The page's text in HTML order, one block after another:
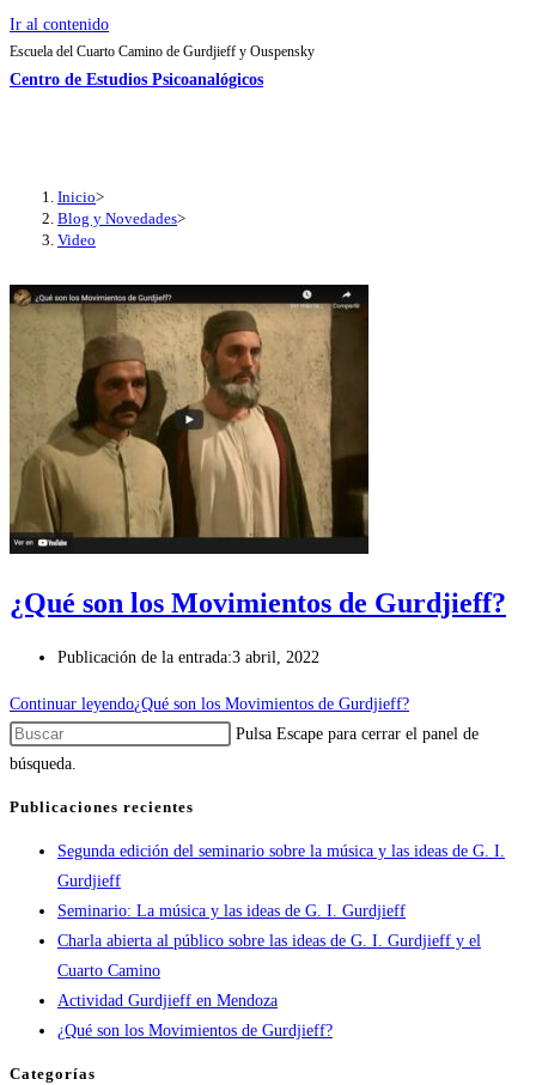
Ir al contenido
Escuela del Cuarto Camino de Gurdjieff y Ouspensky
Centro de Estudios Psicoanalógicos
Inicio>
Blog y Novedades>
Video
¿Qué son los Movimientos de Gurdjieff?
Publicación de la entrada:3 abril, 2022
Continuar leyendo¿Qué son los Movimientos de Gurdjieff?
Pulsa Escape para cerrar el panel de
búsqueda.
Publicaciones recientes
Segunda edición del seminario sobre la música y las ideas de G. I.
Gurdjieff
Seminario: La música y las ideas de G. I. Gurdjieff
Charla abierta al público sobre las ideas de G. I. Gurdjieff y el
Cuarto Camino
Actividad Gurdjieff en Mendoza
¿Qué son los Movimientos de Gurdjieff?
Categorías